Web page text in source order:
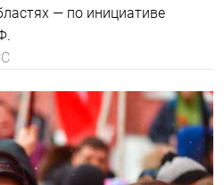
— по инициативе